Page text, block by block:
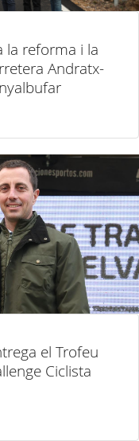
la reforma i la
Andratx-
el Trofeu
Ciclista